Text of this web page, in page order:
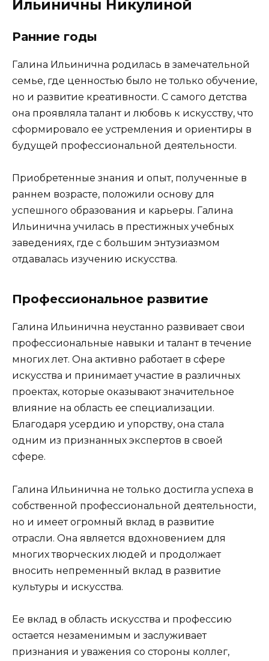
Ильиничны Никулиной
Ранние годы
Галина Ильинична родилась в замечательной
семье, где ценностью было не только обучение,
но и развитие креативности. С самого детства
она проявляла талант и любовь к искусству, что
сформировало ее устремления и ориентиры в
будущей профессиональной деятельности.
Приобретенные знания и опыт, полученные в
раннем возрасте, положили основу для
успешного образования и карьеры. Галина
Ильинична училась в престижных учебных
заведениях, где с большим энтузиазмом
отдавалась изучению искусства.
Профессиональное развитие
Галина Ильинична неустанно развивает свои
профессиональные навыки и талант в течение
многих лет. Она активно работает в сфере
искусства и принимает участие в различных
проектах, которые оказывают значительное
влияние на область ее специализации.
Благодаря усердию и упорству, она стала
одним из признанных экспертов в своей
сфере.
Галина Ильинична не только достигла успеха в
собственной профессиональной деятельности,
но и имеет огромный вклад в развитие
отрасли. Она является вдохновением для
многих творческих людей и продолжает
вносить непременный вклад в развитие
культуры и искусства.
Ее вклад в область искусства и профессию
остается незаменимым и заслуживает
признания и уважения со стороны коллег,